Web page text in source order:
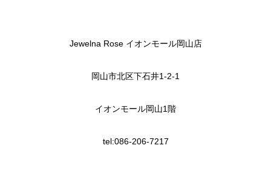
Jewelna Rose イオンモール岡山店
岡山市北区下石井1-2-1
イオンモール岡山1階
tel:086-206-7217